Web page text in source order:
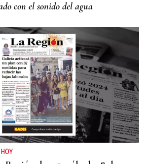
con el sonido del agua